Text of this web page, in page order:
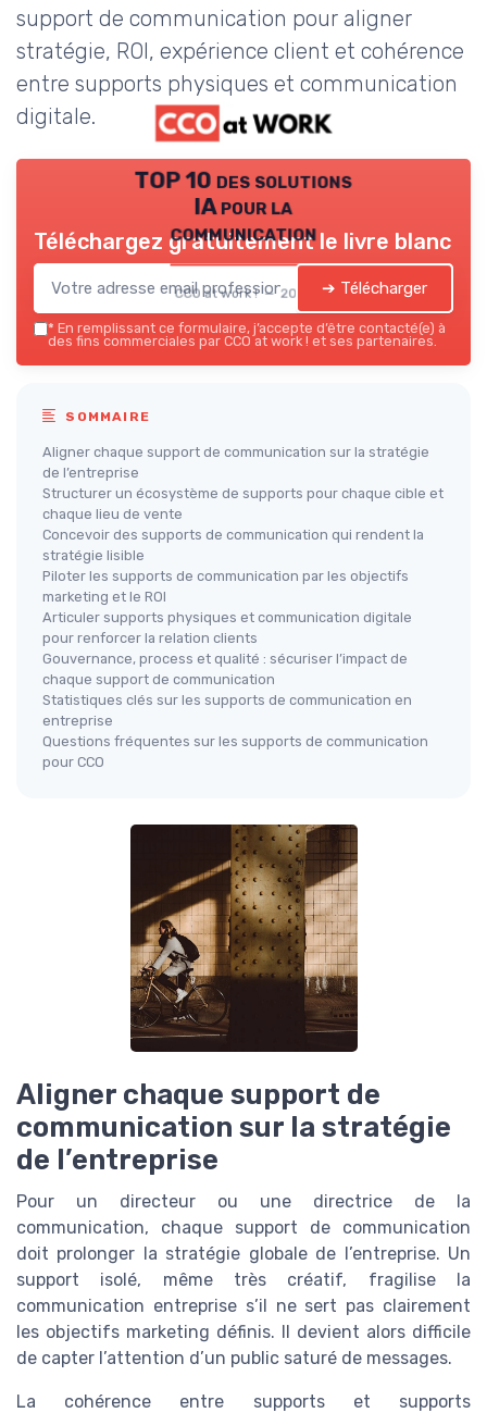
support de communication pour aligner
stratégie, ROI, expérience client et cohérence
entre supports physiques et communication
digitale.
TOP 10 des solutions
IA pour la
communication
CCO at work ! — 2026
Téléchargez gratuitement le livre blanc
➔ Télécharger
* En remplissant ce formulaire, j’accepte d’être contacté(e) à
des fins commerciales par CCO at work ! et ses partenaires.
SOMMAIRE
Aligner chaque support de communication sur la stratégie
de l’entreprise
Structurer un écosystème de supports pour chaque cible et
chaque lieu de vente
Concevoir des supports de communication qui rendent la
stratégie lisible
Piloter les supports de communication par les objectifs
marketing et le ROI
Articuler supports physiques et communication digitale
pour renforcer la relation clients
Gouvernance, process et qualité : sécuriser l’impact de
chaque support de communication
Statistiques clés sur les supports de communication en
entreprise
Questions fréquentes sur les supports de communication
pour CCO
Aligner chaque support de
communication sur la stratégie
de l’entreprise
Pour un directeur ou une directrice de la
communication, chaque support de communication
doit prolonger la stratégie globale de l’entreprise. Un
support isolé, même très créatif, fragilise la
communication entreprise s’il ne sert pas clairement
les objectifs marketing définis. Il devient alors difficile
de capter l’attention d’un public saturé de messages.
La cohérence entre supports et supports